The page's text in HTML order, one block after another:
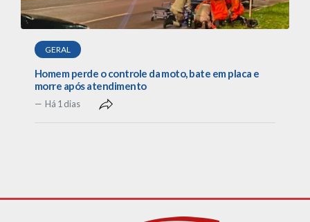
GERAL
Homem perde o controle da moto, bate em placa e
morre após atendimento
Há 1 dias